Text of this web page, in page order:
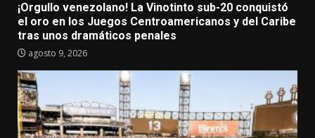
¡Orgullo venezolano! La Vinotinto sub-20 conquistó
el oro en los Juegos Centroamericanos y del Caribe
tras unos dramáticos penales
agosto 9, 2026